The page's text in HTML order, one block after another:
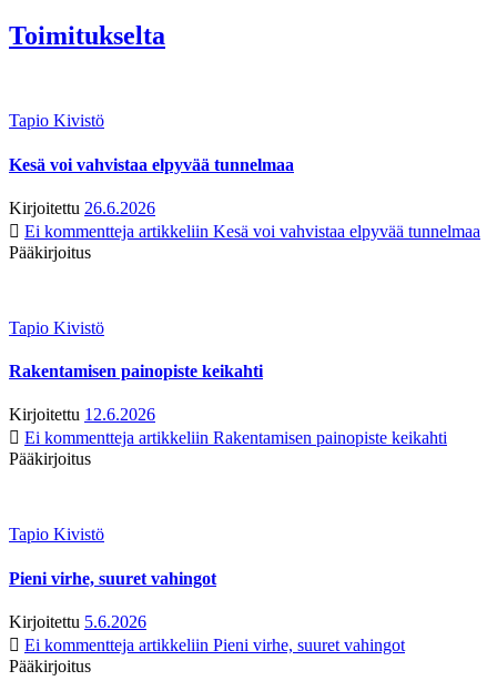
Toimitukselta
Tapio Kivistö
Kesä voi vahvistaa elpyvää tunnelmaa
Kirjoitettu 26.6.2026
Ei kommentteja artikkeliin Kesä voi vahvistaa elpyvää tunnelmaa
Pääkirjoitus
Tapio Kivistö
Rakentamisen painopiste keikahti
Kirjoitettu 12.6.2026
Ei kommentteja artikkeliin Rakentamisen painopiste keikahti
Pääkirjoitus
Tapio Kivistö
Pieni virhe, suuret vahingot
Kirjoitettu 5.6.2026
Ei kommentteja artikkeliin Pieni virhe, suuret vahingot
Pääkirjoitus